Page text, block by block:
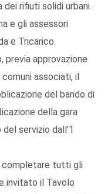
rifiuti solidi urbani.
e gli assessori
e Tricarico.
approvazione
associati, il
del bando di
della gara
servizio dall’1
completare tutti gli
invitato il Tavolo